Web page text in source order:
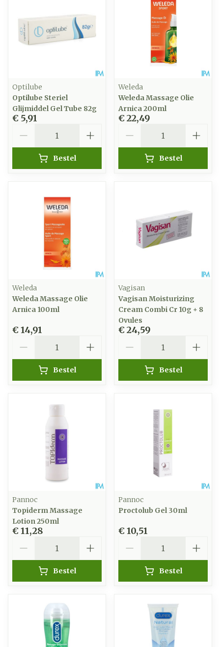
Optilube
Optilube Steriel
Glijmiddel Gel Tube 82g
€ 5,91
Bestel
Weleda
Weleda Massage Olie
Arnica 200ml
€ 22,49
Bestel
Weleda
Weleda Massage Olie
Arnica 100ml
€ 14,91
Bestel
Vagisan
Vagisan Moisturizing
Cream Combi Cr 10g + 8
Ovules
€ 24,59
Bestel
Pannoc
Topiderm Massage
Lotion 250ml
€ 11,28
Bestel
Pannoc
Proctolub Gel 30ml
€ 10,51
Bestel